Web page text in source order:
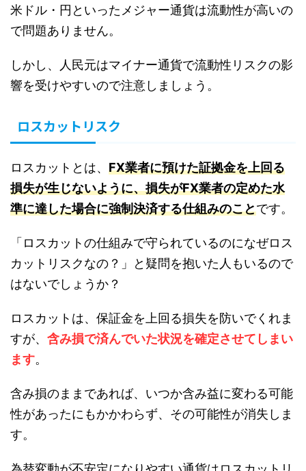
米ドル・円といったメジャー通貨は流動性が高いの
で問題ありません。
しかし、人民元はマイナー通貨で流動性リスクの影
響を受けやすいので注意しましょう。
ロスカットリスク
ロスカットとは、 FX業者に預けた証拠金を上回る
損失が生じないように、損失がFX業者の定めた水
準に達した場合に強制決済する仕組みのことです。
「ロスカットの仕組みで守られているのになぜロス
カットリスクなの？」と疑問を抱いた人もいるので
はないでしょうか？
ロスカットは、保証金を上回る損失を防いでくれま
すが、 含み損で済んでいた状況を確定させてしまい
ます。
含み損のままであれば、いつか含み益に変わる可能
性があったにもかかわらず、その可能性が消失しま
す。